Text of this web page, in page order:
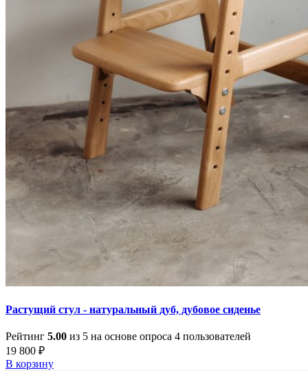
Растущий стул - натуральный дуб, дубовое сиденье
Рейтинг 5.00 из 5 на основе опроса 4 пользователей
19 800 ₽
В корзину